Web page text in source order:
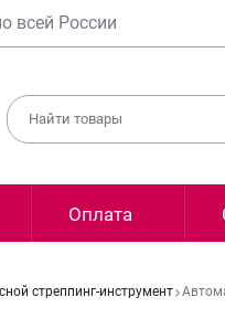
всей России
Оплата
стреппинг-инструмент